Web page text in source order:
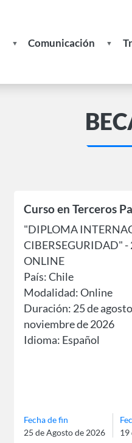
Comunicación
Noticias
de
Curso en Terceros
"DIPLOMA
CIBERSEGURIDAD" -
ONLINE
País: Chile
Modalidad: Online
Duración: 25 de
noviembre de 2026
Idioma: Español
Fecha de fin
25 de Agosto de 2026
19